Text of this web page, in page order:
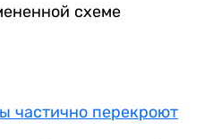
схеме
частично перекроют